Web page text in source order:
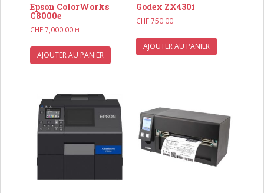
Epson ColorWorks
C8000e
CHF7,000.00 HT
AJOUTER AU PANIER
Godex ZX430i
CHF750.00 HT
AJOUTER AU PANIER